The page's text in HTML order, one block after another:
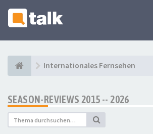
Internationales Fernsehen
SEASON-REVIEWS 2015 -- 2026